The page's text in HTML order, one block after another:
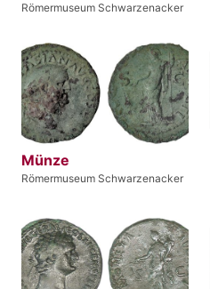
Römermuseum Schwarzenacker
Münze
Römermuseum Schwarzenacker